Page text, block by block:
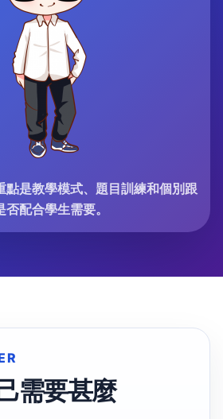
點是教學模式、題目訓練和個別跟
否配合學生需要。
需要甚麼